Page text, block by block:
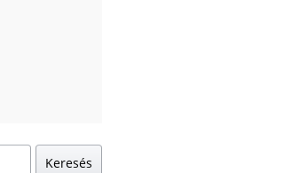
Keresés